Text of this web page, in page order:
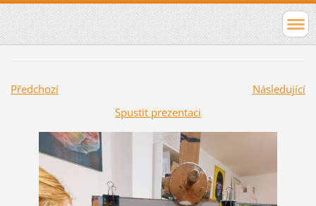
Předchozí
Následující
Spustit prezentaci